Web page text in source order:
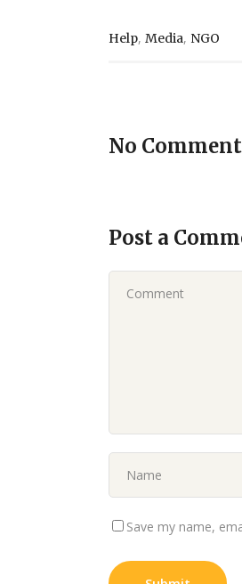
Help, Media, NGO
No
Post a
Save my name,